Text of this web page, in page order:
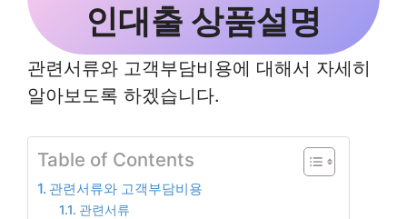
인대출 상품설명
관련서류와 고객부담비용에 대해서 자세히
알아보도록 하겠습니다.
Table of Contents
관련서류와 고객부담비용
관련서류